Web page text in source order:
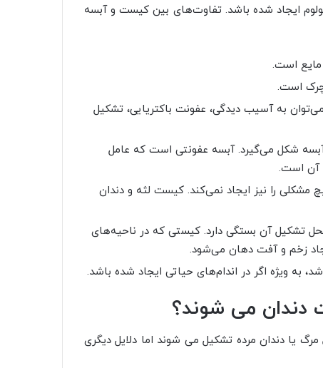
ایجاد شده باشد. تفاوت‌های بین کیست و آبسه
مایع است.
است.
به آسیب دیدگی، عفونت باکتریایی، تشکیل
شکل می‌گیرد. آبسه عفونتی است که عامل
آن است.
مشکلی را نیز ایجاد نمی‌کند. کیست لثه و دندان
تشکیل آن بستگی دارد. کیستی که در ناحیه‌های
زخم و آفت دهان می‌شود.
به ویژه اگر در اندام‌های حیاتی ایجاد شده باشد.
دندان می شوند؟
یا دندان مرده تشکیل می شوند اما دلایل دیگری